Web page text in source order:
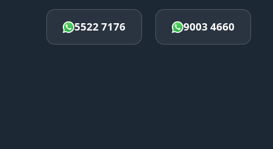
5522 7176 9003 4660